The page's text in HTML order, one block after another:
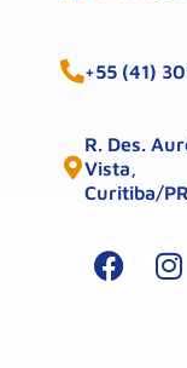
+55 (41)
R. Des.
Vista,
Curitiba/